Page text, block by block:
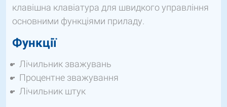
клавішна клавіатура для швидкого управління
основними функціями приладу.
Функції
Лічильник зважувань
Процентне зважування
Лічильник штук